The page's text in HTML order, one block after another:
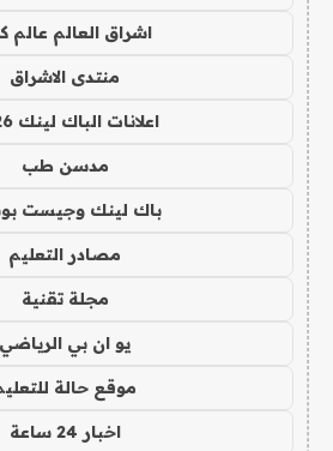
اشراق العالم عالم
منتدى الاشراق
اعلانات الباك لينك 2026
مدسن طب
باك لينك وجيست
مصادر التعليم
مجلة تقنية
يو ان بي الرياضي
موقع حالة
اخبار 24 ساعة